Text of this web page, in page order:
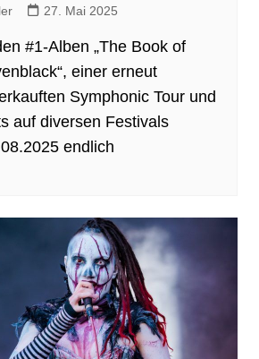
27. Mai 2025
#1-Alben „The Book of
einer erneut
Symphonic Tour und
auf diversen Festivals
endlich